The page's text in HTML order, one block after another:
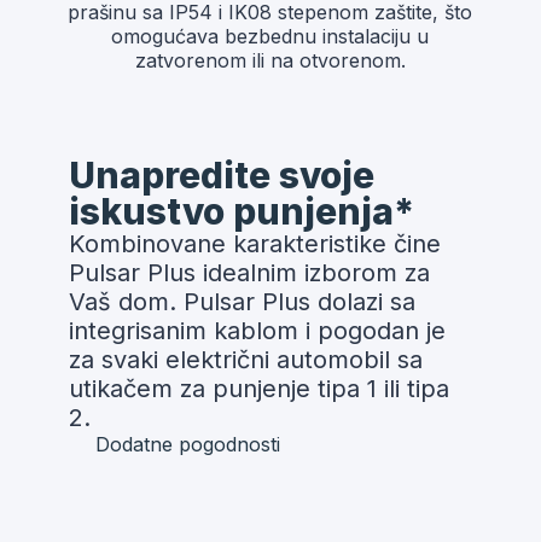
prašinu sa IP54 i IK08 stepenom zaštite, što
omogućava bezbednu instalaciju u
zatvorenom ili na otvorenom.
Unapredite svoje
iskustvo punjenja*
Kombinovane karakteristike čine
Pulsar Plus idealnim izborom za
Vaš dom. Pulsar Plus dolazi sa
integrisanim kablom i pogodan je
za svaki električni automobil sa
utikačem za punjenje tipa 1 ili tipa
2.
Dodatne pogodnosti